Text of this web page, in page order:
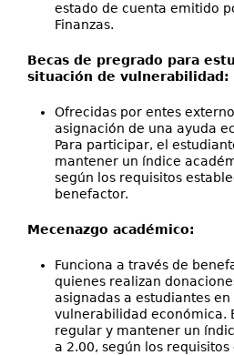
estado de cuenta emitido
Finanzas.
Becas de pregrado para
situación de vulnerabilidad:
Ofrecidas por entes
asignación de una ayuda
Para participar, el
mantener un índice
según los requisitos
benefactor.
Mecenazgo académico:
Funciona a través de
quienes realizan
asignadas a estudiantes
vulnerabilidad económica.
regular y mantener un
a 2.00, según los requisitos